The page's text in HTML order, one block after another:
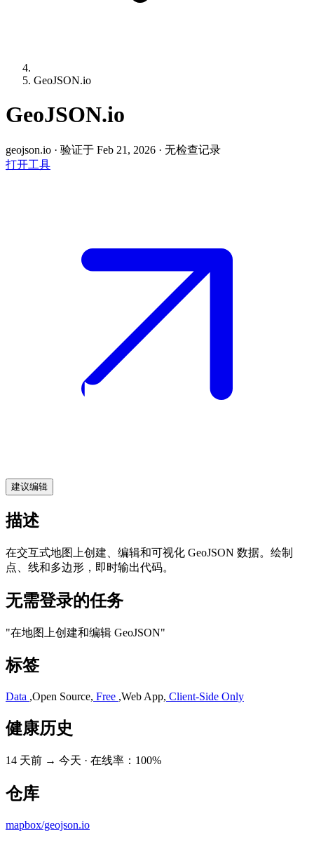
GeoJSON.io
GeoJSON.io
geojson.io · 验证于 Feb 21, 2026 · 无检查记录
打开工具
建议编辑
描述
在交互式地图上创建、编辑和可视化 GeoJSON 数据。绘制
点、线和多边形，即时输出代码。
无需登录的任务
"在地图上创建和编辑 GeoJSON"
标签
Data ,Open Source, Free ,Web App, Client-Side Only
健康历史
14 天前 → 今天 · 在线率：100%
仓库
mapbox/geojson.io